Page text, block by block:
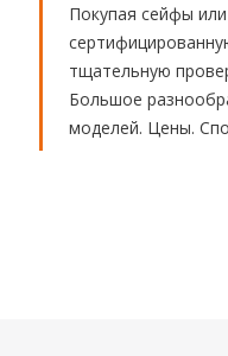
Покупая сейфы
тщательную
Большое
моделей. Цены.